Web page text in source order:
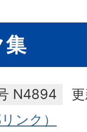
集
N4894
ンク）